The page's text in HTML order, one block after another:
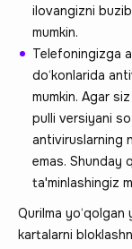
ilovangizni buzib
mumkin.
Telefoningizga
do‘konlarida
mumkin. Agar
pulli versiyani
antiviruslarning
emas. Shunday
ta'minlashingiz
Qurilma yo‘qolgan
kartalarni